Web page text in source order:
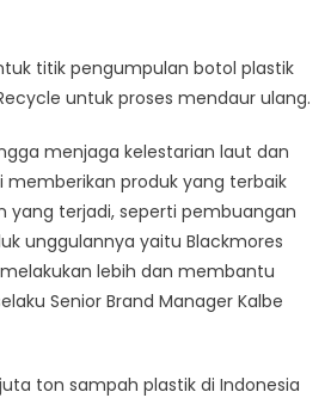
titik pengumpulan botol plastik
untuk proses mendaur ulang.
menjaga kelestarian laut dan
produk yang terbaik
yang terjadi, seperti pembuangan
unggulannya yaitu Blackmores
lebih dan membantu
Senior Brand Manager Kalbe
ton sampah plastik di Indonesia